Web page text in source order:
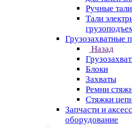
Ручные тали
Тали
Грузозахватные
Назад
Блоки
Захваты
Ремни
Стяжки
Запчасти и
оборудование